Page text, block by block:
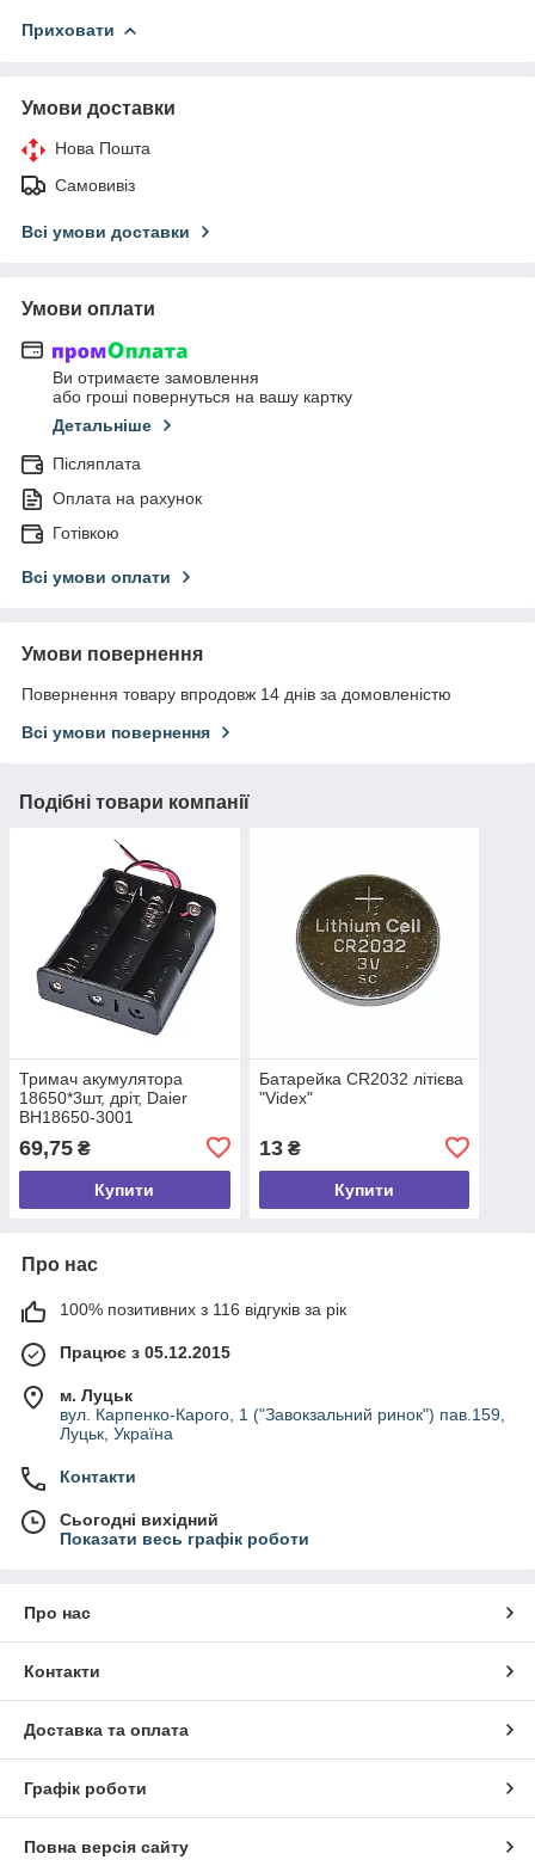
Приховати
Умови доставки
Нова Пошта
Самовивіз
Всі умови доставки
Умови оплати
Ви отримаєте замовлення
або гроші повернуться на вашу картку
Детальніше
Післяплата
Оплата на рахунок
Готівкою
Всі умови оплати
Умови повернення
Повернення товару впродовж 14 днів за домовленістю
Всі умови повернення
Подібні товари компанії
Тримач акумулятора
18650*3шт, дріт, Daier
BH18650-3001
69,75 ₴
Купити
Батарейка CR2032 літієва
"Videx"
13₴
Купити
Про нас
100% позитивних з 116 відгуків за рік
Працює з 05.12.2015
м. Луцьк
вул. Карпенко-Карого, 1 ("Завокзальний ринок") пав.159,
Луцьк, Україна
Контакти
Сьогодні вихідний
Показати весь графік роботи
Про нас
Контакти
Доставка та оплата
Графік роботи
Повна версія сайту